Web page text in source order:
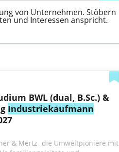
von Unternehmen. Stöbern
und Interessen anspricht.
BWL (dual, B.Sc.) &
Industriekaufmann
& Mertz- die Umweltpioniere mit